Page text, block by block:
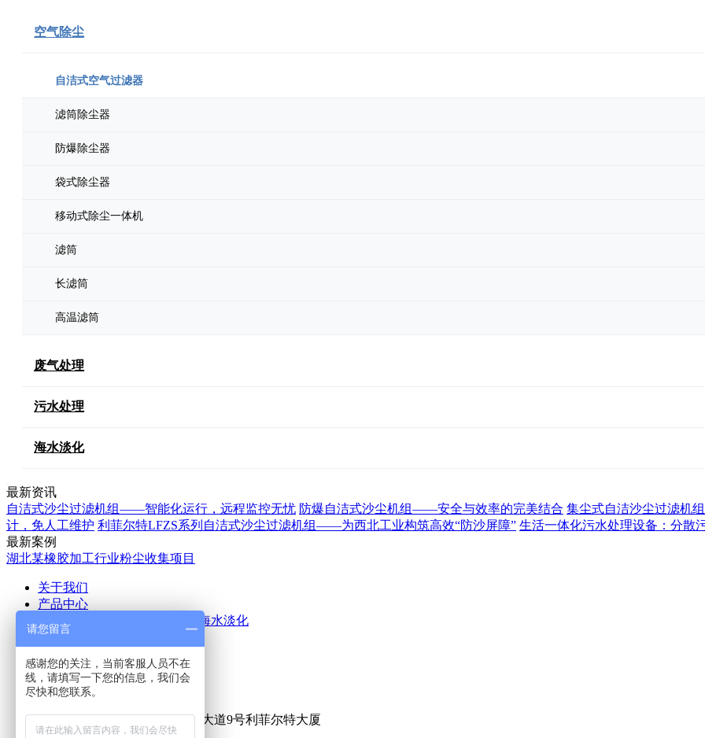
空气除尘
自洁式空气过滤器
滤筒除尘器
防爆除尘器
袋式除尘器
移动式除尘一体机
滤筒
长滤筒
高温滤筒
废气处理
污水处理
海水淡化
最新资讯
自洁式沙尘过滤机组——智能化运行，远程监控无忧 防爆自洁式沙尘机组——安全与效率的完美结合 集尘式自洁沙尘过滤机
计，免人工维护 利菲尔特LFZS系列自洁式沙尘过滤机组——为西北工业构筑高效“防沙屏障” 生活一体化污水处理设备：分散
最新案例
湖北某橡胶加工行业粉尘收集项目
关于我们
产品中心
空气除尘
海水淡化
应用案例
公司新闻 行业新闻
联系我们
公司地址：新乡市牧野区宏力大道9号利菲尔特大厦
请您留言
感谢您的关注，当前客服人员不在
线，请填写一下您的信息，我们会
尽快和您联系。